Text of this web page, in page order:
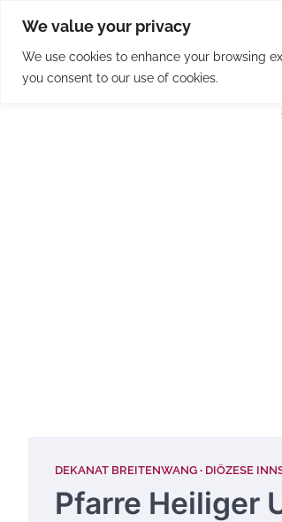
We value your privacy
We use cookies to enhance your browsing
you consent to our use of cookies.
content
DEKANAT BREITENWANG DIÖZESE
Pfarre Heiliger